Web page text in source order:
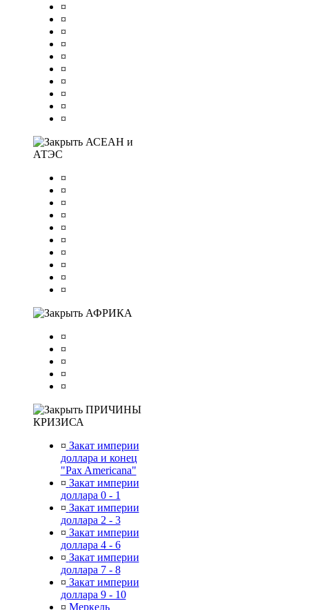
¤
¤
¤
¤
¤
¤
¤
¤
¤
¤
АСЕАН и
АТЭС
¤
¤
¤
¤
¤
¤
¤
¤
¤
¤
АФРИКА
¤
¤
¤
¤
¤
ПРИЧИНЫ
КРИЗИСА
¤ Закат империи
доллара и конец
"Pax Americana"
¤ Закат империи
доллара 0 - 1
¤ Закат империи
доллара 2 - 3
¤ Закат империи
доллара 4 - 6
¤ Закат империи
доллара 7 - 8
¤ Закат империи
доллара 9 - 10
¤ Меркель